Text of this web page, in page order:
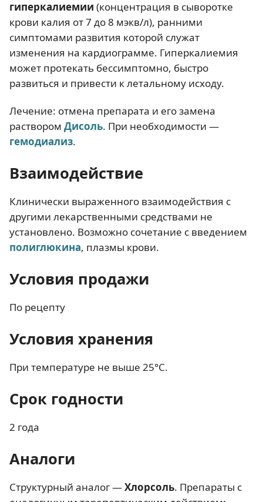
гиперкалиемии (концентрация в сыворотке
крови калия от 7 до 8 мэкв/л), ранними
симптомами развития которой служат
изменения на кардиограмме. Гиперкалиемия
может протекать бессимптомно, быстро
развиться и привести к летальному исходу.
Лечение: отмена препарата и его замена
раствором Дисоль. При необходимости —
гемодиализ.
Взаимодействие
Клинически выраженного взаимодействия с
другими лекарственными средствами не
установлено. Возможно сочетание с введением
полиглюкина, плазмы крови.
Условия продажи
По рецепту
Условия хранения
При температуре не выше 25°C.
Срок годности
2 года
Аналоги
Структурный аналог —Хлорсоль. Препараты с